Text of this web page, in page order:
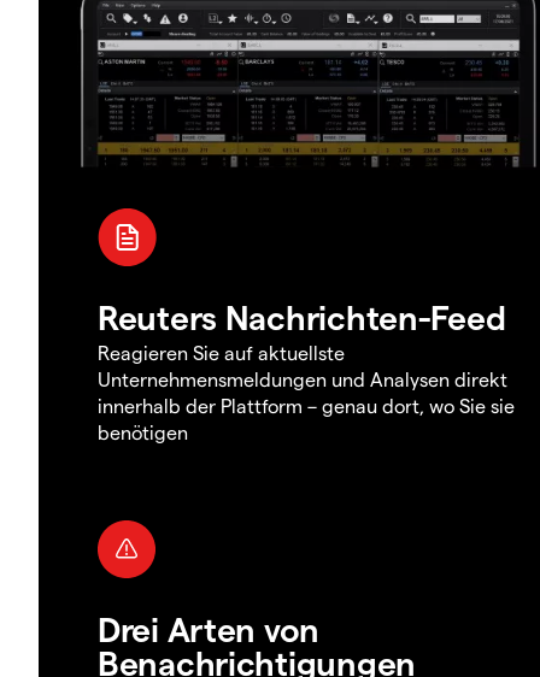
Reuters Nachrichten-Feed
Reagieren Sie auf aktuellste
Unternehmensmeldungen und Analysen direkt
innerhalb der Plattform – genau dort, wo Sie sie
benötigen
Drei Arten von
Benachrichtigungen